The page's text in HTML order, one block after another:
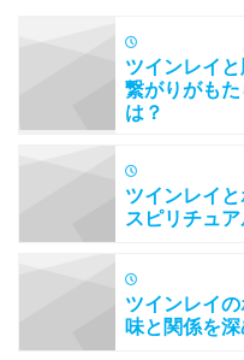
ツインレイ
繋がりがも
は？
ツインレイ
スピリチュ
ツインレイ
味と関係を